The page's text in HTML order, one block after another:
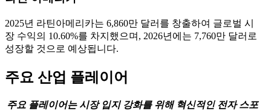
2025년 라틴아메리카는 6,860만 달러를 창출하여 글로벌 시
장 수익의 10.60%를 차지했으며, 2026년에는 7,760만 달러로
성장할 것으로 예상됩니다.
주요 산업 플레이어
주요 플레이어는 시장 입지 강화를 위해 혁신적인 전자 스포